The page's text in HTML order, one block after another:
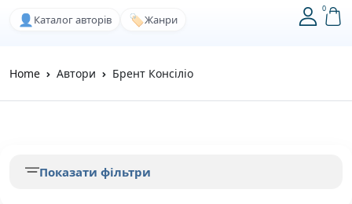
👤 Каталог авторів 🏷️Жанри
0
Home Автори Брент Консіліо
Показати фільтри